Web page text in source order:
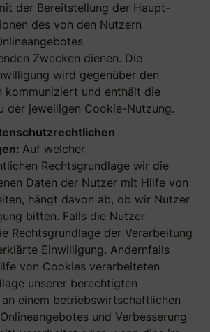
der Bereitstellung der Haupt-
des von den Nutzern
Zwecken dienen. Die
wird gegenüber den
kommuniziert und enthält die
der jeweiligen Cookie-Nutzung.
Auf welcher
Rechtsgrundlage wir die
Daten der Nutzer mit Hilfe von
hängt davon ab, ob wir Nutzer
bitten. Falls die Nutzer
Rechtsgrundlage der Verarbeitung
Einwilligung. Andernfalls
von Cookies verarbeiteten
unserer berechtigten
an einem betriebswirtschaftlichen
und Verbesserung